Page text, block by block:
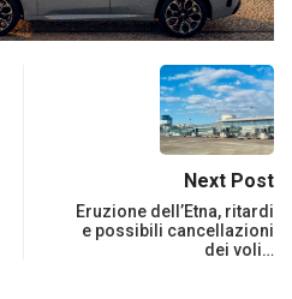
Next Post
Eruzione dell’Etna, ritardi
e possibili cancellazioni
dei voli…